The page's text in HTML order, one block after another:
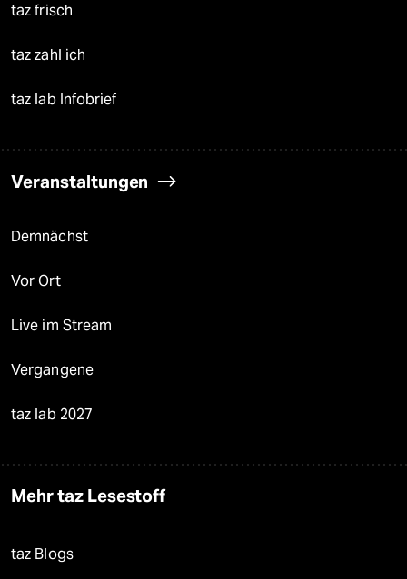
taz frisch
taz zahl ich
taz lab Infobrief
Veranstaltungen
Demnächst
Vor Ort
Live im Stream
Vergangene
taz lab 2027
Mehr taz Lesestoff
taz Blogs